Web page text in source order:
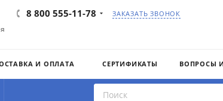
8 800 555-11-78 ЗАКАЗАТЬ ЗВОНОК
И ОПЛАТА СЕРТИФИКАТЫ ВОПРОСЫ